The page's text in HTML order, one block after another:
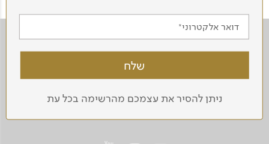
ניגודיות
דואר אלקטרוני
ניתן להסיר את עצמכם מהרשימה בכל עת